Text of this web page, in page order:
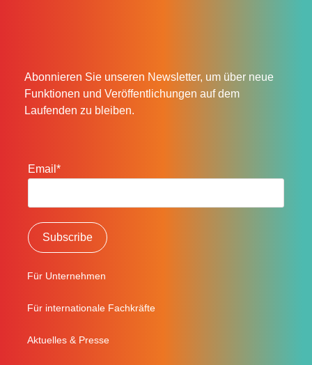
Abonnieren Sie unseren Newsletter, um über neue
Funktionen und Veröffentlichungen auf dem
Laufenden zu bleiben.
Email*
Für Unternehmen
Für internationale Fachkräfte
Aktuelles & Presse